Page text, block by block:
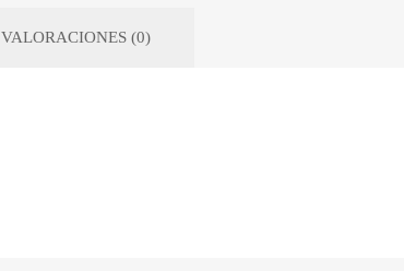
VALORACIONES (0)